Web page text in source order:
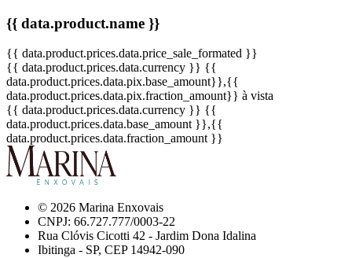
{{ data.product.name }}
{{ data.product.prices.data.price_sale_formated }}
{{ data.product.prices.data.currency }} {{
data.product.prices.data.pix.base_amount}},{{
data.product.prices.data.pix.fraction_amount}} à vista
{{ data.product.prices.data.currency }} {{
data.product.prices.data.base_amount }},{{
data.product.prices.data.fraction_amount }}
© 2026 Marina Enxovais
CNPJ: 66.727.777/0003-22
Rua Clóvis Cicotti 42 - Jardim Dona Idalina
Ibitinga - SP, CEP 14942-090